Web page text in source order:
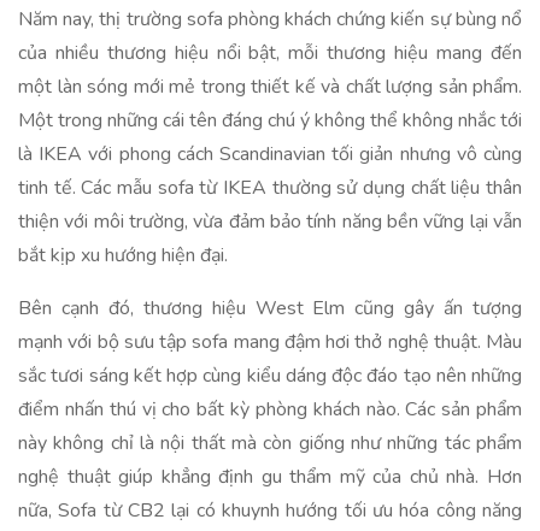
Năm nay, thị trường sofa phòng khách chứng kiến sự bùng nổ
của nhiều thương hiệu nổi bật, mỗi thương hiệu mang đến
một làn sóng mới mẻ trong thiết kế và chất lượng sản phẩm.
Một trong những cái tên đáng chú ý không thể không nhắc tới
là IKEA với phong cách Scandinavian tối giản nhưng vô cùng
tinh tế. Các mẫu sofa từ IKEA thường sử dụng chất liệu thân
thiện với môi trường, vừa đảm bảo tính năng bền vững lại vẫn
bắt kịp xu hướng hiện đại.
Bên cạnh đó, thương hiệu West Elm cũng gây ấn tượng
mạnh với bộ sưu tập sofa mang đậm hơi thở nghệ thuật. Màu
sắc tươi sáng kết hợp cùng kiểu dáng độc đáo tạo nên những
điểm nhấn thú vị cho bất kỳ phòng khách nào. Các sản phẩm
này không chỉ là nội thất mà còn giống như những tác phẩm
nghệ thuật giúp khẳng định gu thẩm mỹ của chủ nhà. Hơn
nữa, Sofa từ CB2 lại có khuynh hướng tối ưu hóa công năng